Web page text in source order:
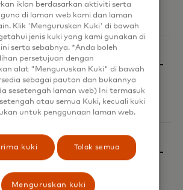
Anhua, Provinsi Yunnan
Dalma-Similipal
iklan berdasarkan aktiviti serta
di laman web kami dan laman
Klik 'Menguruskan Kuki' di bawah
jenis kuki yang kami gunakan di
serta sebabnya. *Anda boleh
persetujuan dengan
alat "Menguruskan Kuki" di bawah
sebagai pautan dan bukannya
sesetengah laman web) Ini termasuk
atau semua Kuki, kecuali kuki
untuk penggunaan laman web.
kuki Tolak semua
Menguruskan kuki